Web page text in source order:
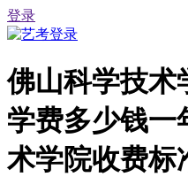
登录
佛山科学技术
学费多少钱一
术学院收费标